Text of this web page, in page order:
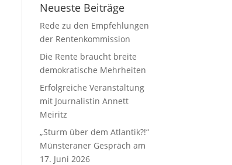
Neueste Beiträge
Rede zu den Empfehlungen
der Rentenkommission
Die Rente braucht breite
demokratische Mehrheiten
Erfolgreiche Veranstaltung
mit Journalistin Annett
Meiritz
„Sturm über dem Atlantik?!“
Münsteraner Gespräch am
17. Juni 2026